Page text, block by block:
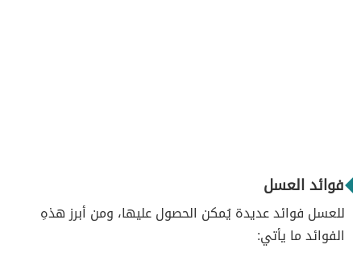
فوائد العسل
للعسل فوائد عديدة يُمكن الحصول عليها، ومن أبرز هذهِ
الفوائد ما يأتي: